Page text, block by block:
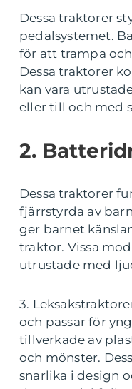
Dessa traktorer
pedalsystemet.
för att trampa
Dessa traktorer
kan vara
eller till och med
2.
Dessa traktorer
fjärrstyrda av
ger barnet
traktor. Vissa
utrustade med
3.
och passar för
tillverkade av
och mönster.
snarlika i design